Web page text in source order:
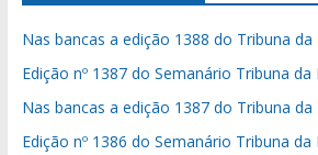
Nas bancas a edição 1388 do Tribuna da
Edição nº 1387 do Semanário Tribuna da
Nas bancas a edição 1387 do Tribuna da
Edição nº 1386 do Semanário Tribuna da